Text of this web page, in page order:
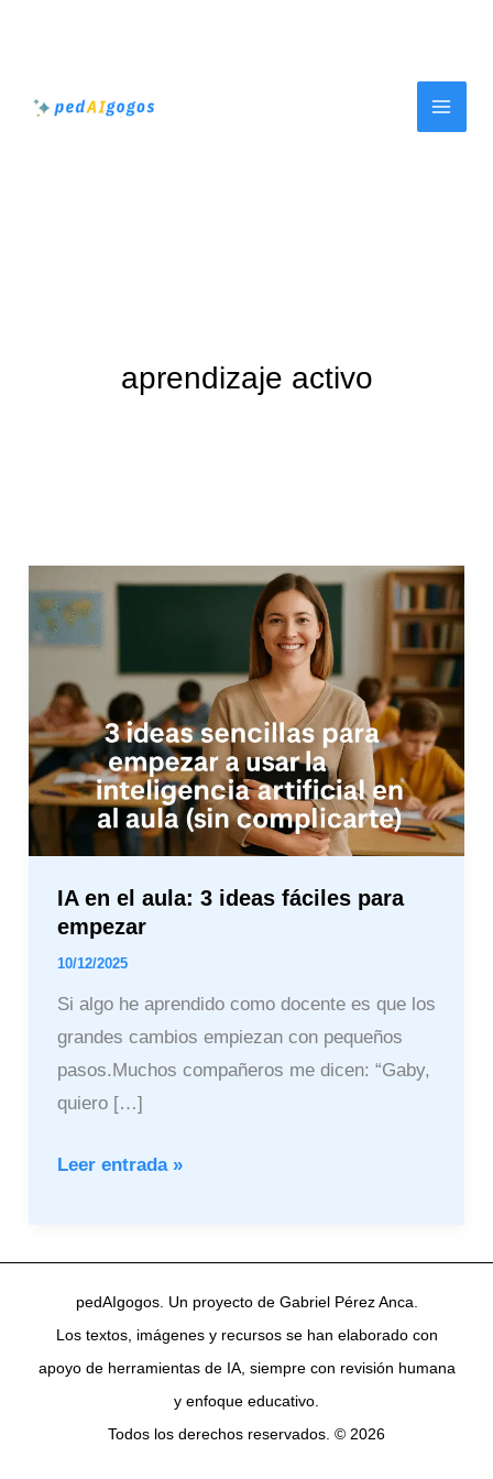
aprendizaje activo
IA en el aula: 3 ideas fáciles para
empezar
10/12/2025
Si algo he aprendido como docente es que los
grandes cambios empiezan con pequeños
pasos.Muchos compañeros me dicen: “Gaby,
quiero […]
en
el
aula:
3
ideas
fáciles
para
empezar
Leer entrada »
pedAIgogos. Un proyecto de Gabriel Pérez Anca.
Los textos, imágenes y recursos se han elaborado con
apoyo de herramientas de IA, siempre con revisión humana
y enfoque educativo.
Todos los derechos reservados. © 2026